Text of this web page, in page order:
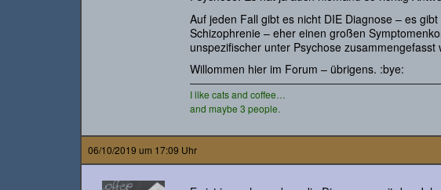
Auf jeden Fall gibt es nicht DIE Diagnose – es
Schizophrenie – eher einen großen
unspezifischer unter Psychose zusammengefasst
Willommen hier im Forum – übrigens. :bye:
I like cats and coffee…
and maybe 3 people.
06/10/2019 um 17:09 Uhr